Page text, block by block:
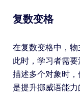
复数变格
在复数变格中，物
此时，学习者需
描述多个对象时
是提升挪威语能力